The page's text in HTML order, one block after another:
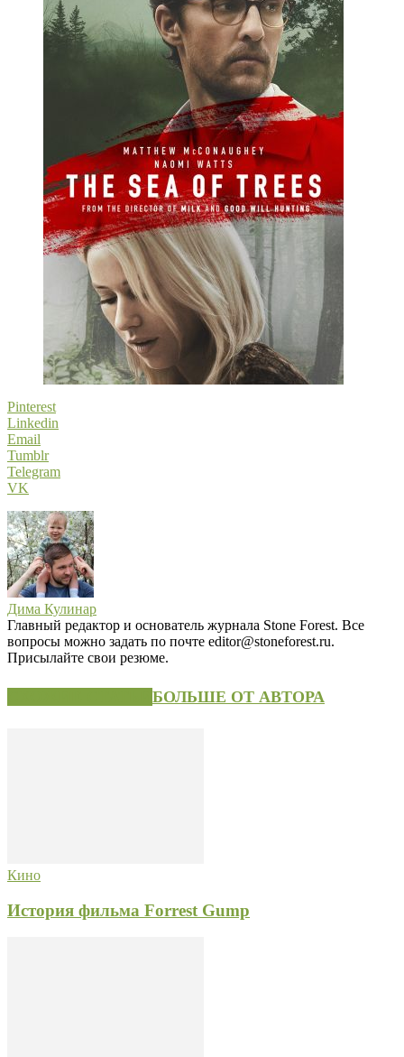
Pinterest
Linkedin
Email
Tumblr
Telegram
VK
Дима Кулинар
Главный редактор и основатель журнала Stone Forest. Все
вопросы можно задать по почте editor@stoneforest.ru.
Присылайте свои резюме.
БОЛЬШЕ ОТ АВТОРА
Кино
История фильма Forrest Gump